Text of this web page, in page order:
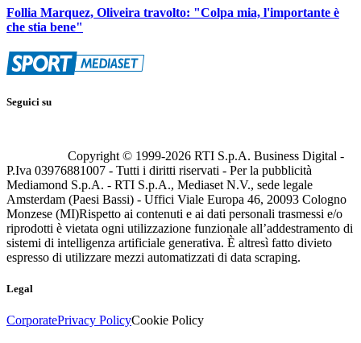
Follia Marquez, Oliveira travolto: "Colpa mia, l'importante è
che stia bene"
Seguici su
Copyright © 1999-2026 RTI S.p.A. Business Digital -
P.Iva 03976881007 - Tutti i diritti riservati - Per la pubblicità
Mediamond S.p.A. - RTI S.p.A., Mediaset N.V., sede legale
Amsterdam (Paesi Bassi) - Uffici Viale Europa 46, 20093 Cologno
Monzese (MI)Rispetto ai contenuti e ai dati personali trasmessi e/o
riprodotti è vietata ogni utilizzazione funzionale all’addestramento di
sistemi di intelligenza artificiale generativa. È altresì fatto divieto
espresso di utilizzare mezzi automatizzati di data scraping.
Legal
CorporatePrivacy PolicyCookie Policy